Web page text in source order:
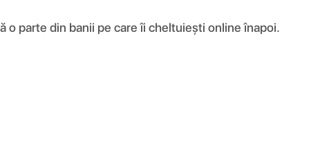
o parte din banii pe care îi cheltuiești online înapoi.